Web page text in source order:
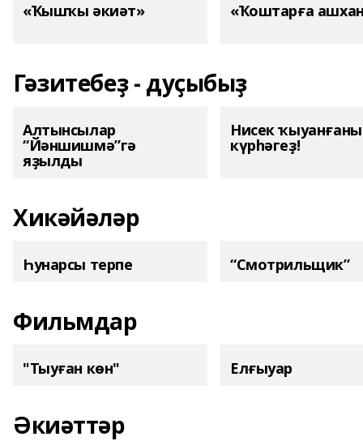
«Ҡышҡы әкиәт» «Ҡоштарға
Гәзитебеҙ - дуҫыбыҙ
Алтынсылар
“Йәншишмә”гә
яҙылды
Нисек
күрһәгеҙ!
Хикәйәләр
Һунарсы терпе “Смотрильщик”
Фильмдар
"Тыуған көн" Елғыуар
Әкиәттәр